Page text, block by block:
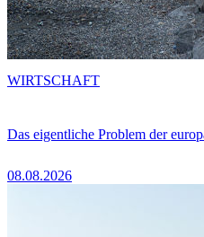
Das eigentliche Problem der
08.08.2026
WIRTSCHAFT